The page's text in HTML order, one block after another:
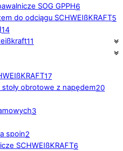
SOG GPPH6
do odciągu SCHWEIßKRAFT5
14
11
17
obrotowe z napędem20
3
spoin2
SCHWEIßKRAFT6